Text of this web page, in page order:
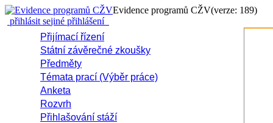
Evidence programů CŽV(verze: 189)
přihlásit sejiné přihlášení
Přijímací řízení
Státní závěrečné zkoušky
Předměty
Témata prací (Výběr práce)
Anketa
Rozvrh
Přihlašování stáží